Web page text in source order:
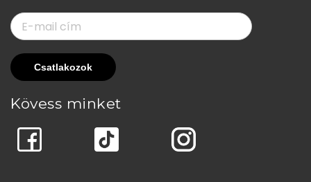
Kövess minket